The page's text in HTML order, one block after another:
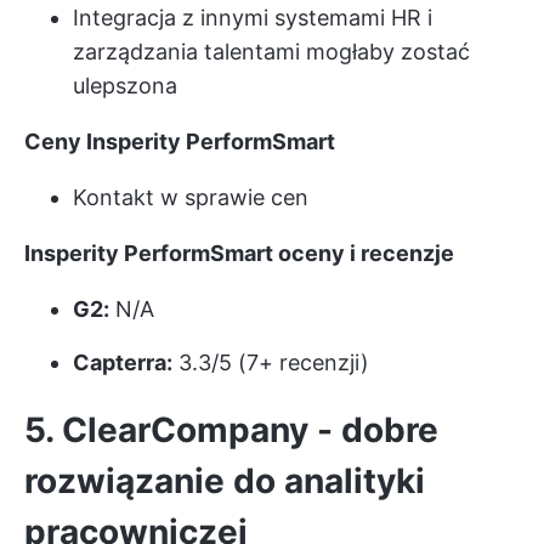
Integracja z innymi systemami HR i
zarządzania talentami mogłaby zostać
ulepszona
Ceny Insperity PerformSmart
Kontakt w sprawie cen
Insperity PerformSmart oceny i recenzje
G2: N/A
Capterra: 3.3/5 (7+ recenzji)
5. ClearCompany - dobre
rozwiązanie do analityki
pracowniczej